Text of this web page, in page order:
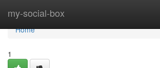
my-social-box
Home
Home
1